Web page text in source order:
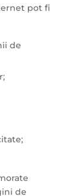
pot fi
de
de